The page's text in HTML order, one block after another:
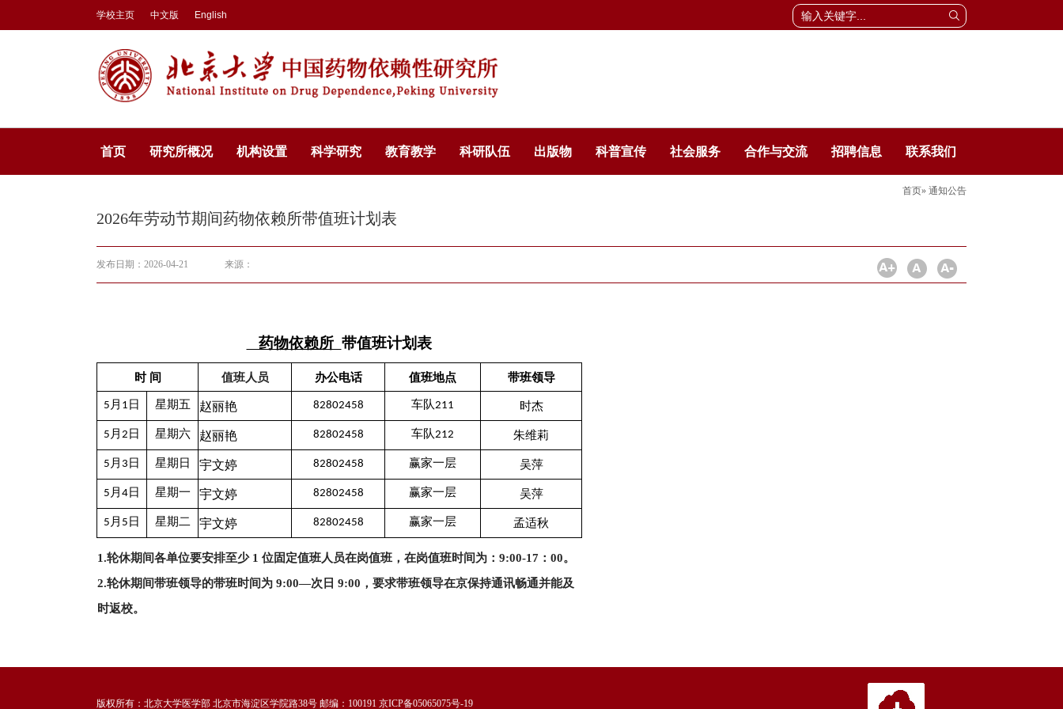
学校主页 中文版 English
首页 研究所概况 机构设置 科学研究 教育教学 科研队伍 出版物 科普宣传 社会服务 合作与交流 招聘信息 联系我们
首页» 通知公告
2026年劳动节期间药物依赖所带值班计划表
发布日期：2026-04-21 来源：
药物依赖所 带值班计划表
时 间 值班人员 办公电话 值班地点 带班领导
5月1日 星期五 赵丽艳 82802458 车队211 时杰
5月2日 星期六 赵丽艳 82802458 车队212 朱维莉
5月3日 星期日 宇文婷 82802458 赢家一层 吴萍
5月4日 星期一 宇文婷 82802458 赢家一层 吴萍
5月5日 星期二 宇文婷 82802458 赢家一层 孟适秋
1.轮休期间各单位要安排至少 1 位固定值班人员在岗值班，在岗值班时间为：9:00-17：00。
2.轮休期间带班领导的带班时间为 9:00—次日 9:00，要求带班领导在京保持通讯畅通并能及
时返校。
版权所有：北京大学医学部 北京市海淀区学院路38号 邮编：100191 京ICP备05065075号-19